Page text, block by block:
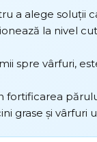
a alege soluții
la nivel
spre vârfuri,
grase și